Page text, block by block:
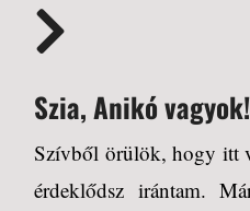

Szia, Anikó vagyok!
Szívből örülök, hogy itt
érdeklődsz irántam.